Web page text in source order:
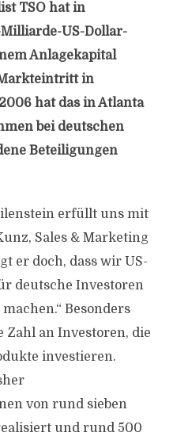
TSO hat in
US-Dollar-
Anlagekapital
in
hat das in Atlanta
bei deutschen
Beteiligungen
erfüllt uns mit
Sales & Marketing
er doch, dass wir US-
deutsche Investoren
Besonders
Zahl an Investoren, die
investieren.
von rund sieben
und rund 500